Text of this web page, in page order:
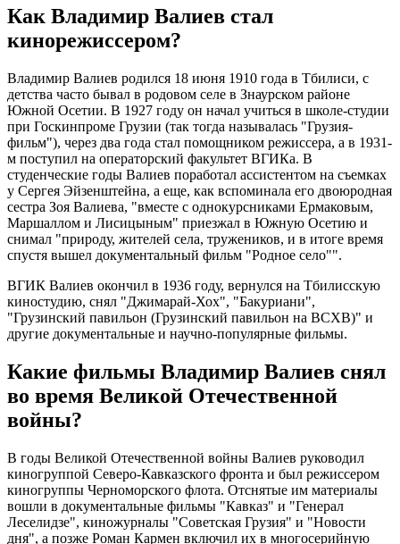
Как Владимир Валиев стал
кинорежиссером?
Владимир Валиев родился 18 июня 1910 года в Тбилиси, с
детства часто бывал в родовом селе в Знаурском районе
Южной Осетии. В 1927 году он начал учиться в школе-студии
при Госкинпроме Грузии (так тогда называлась "Грузия-
фильм"), через два года стал помощником режиссера, а в 1931-
м поступил на операторский факультет ВГИКа. В
студенческие годы Валиев поработал ассистентом на съемках
у Сергея Эйзенштейна, а еще, как вспоминала его двоюродная
сестра Зоя Валиева, "вместе с однокурсниками Ермаковым,
Маршаллом и Лисицыным" приезжал в Южную Осетию и
снимал "природу, жителей села, тружеников, и в итоге время
спустя вышел документальный фильм "Родное село"".
ВГИК Валиев окончил в 1936 году, вернулся на Тбилисскую
киностудию, снял "Джимарай-Хох", "Бакуриани",
"Грузинский павильон (Грузинский павильон на ВСХВ)" и
другие документальные и научно-популярные фильмы.
Какие фильмы Владимир Валиев снял
во время Великой Отечественной
войны?
В годы Великой Отечественной войны Валиев руководил
киногруппой Северо-Кавказского фронта и был режиссером
киногруппы Черноморского флота. Отснятые им материалы
вошли в документальные фильмы "Кавказ" и "Генерал
Леселидзе", киножурналы "Советская Грузия" и "Новости
дня", а позже Роман Кармен включил их в многосерийную